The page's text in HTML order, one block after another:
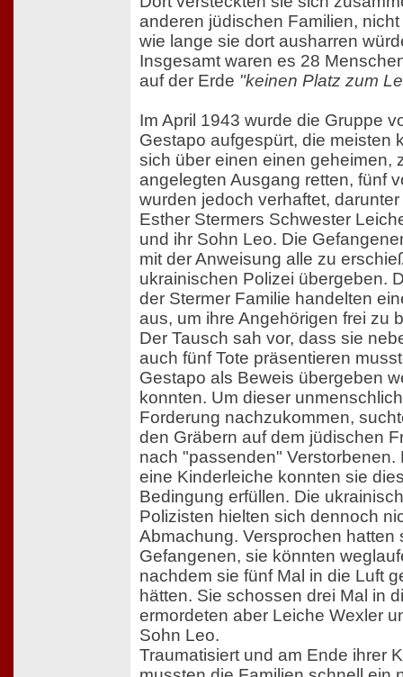
anderen jüdischen Familien,
wie lange sie dort ausharren
Insgesamt waren es 28
auf der Erde "keinen Platz zum
Im April 1943 wurde die Gruppe
Gestapo aufgespürt, die meisten
sich über einen einen geheimen,
angelegten Ausgang retten, fünf
wurden jedoch verhaftet,
Esther Stermers Schwester
und ihr Sohn Leo. Die
mit der Anweisung alle zu
ukrainischen Polizei übergeben.
der Stermer Familie handelten
aus, um ihre Angehörigen frei zu
Der Tausch sah vor, dass sie
auch fünf Tote präsentieren
Gestapo als Beweis übergeben
konnten. Um dieser
Forderung nachzukommen,
den Gräbern auf dem jüdischen
nach "passenden" Verstorbenen.
eine Kinderleiche konnten sie
Bedingung erfüllen. Die
Polizisten hielten sich dennoch
Abmachung. Versprochen hatten
Gefangenen, sie könnten
nachdem sie fünf Mal in die Luft
hätten. Sie schossen drei Mal in
ermordeten aber Leiche Wexler
Sohn Leo.
Traumatisiert und am Ende ihrer